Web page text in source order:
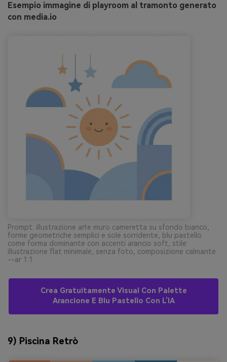
Esempio immagine di playroom al tramonto generato
con media.io
Prompt: illustrazione arte muro cameretta su sfondo bianco,
forme geometriche semplici e sole sorridente, blu pastello
come forma dominante con accenti arancio soft, stile
illustrazione flat minimale, senza foto, composizione calmante
--ar 1:1
Crea Gratuitamente Visual Con Palette
Arancione E Blu Pastello Con L’IA
9) Piscina Retrò